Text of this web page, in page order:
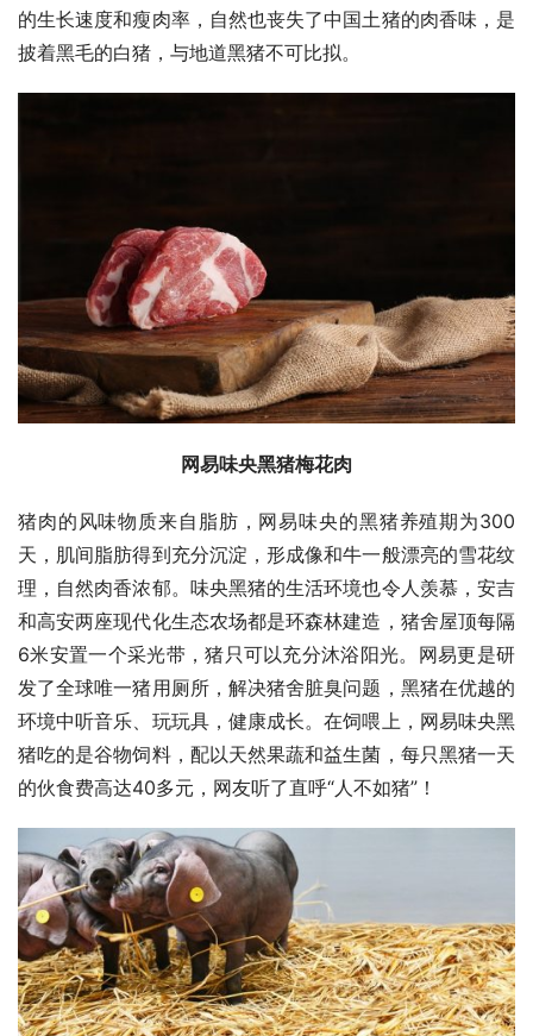
的生长速度和瘦肉率，自然也丧失了中国土猪的肉香味，是
披着黑毛的白猪，与地道黑猪不可比拟。
网易味央黑猪梅花肉
猪肉的风味物质来自脂肪，网易味央的黑猪养殖期为300
天，肌间脂肪得到充分沉淀，形成像和牛一般漂亮的雪花纹
理，自然肉香浓郁。味央黑猪的生活环境也令人羡慕，安吉
和高安两座现代化生态农场都是环森林建造，猪舍屋顶每隔
6米安置一个采光带，猪只可以充分沐浴阳光。网易更是研
发了全球唯一猪用厕所，解决猪舍脏臭问题，黑猪在优越的
环境中听音乐、玩玩具，健康成长。在饲喂上，网易味央黑
猪吃的是谷物饲料，配以天然果蔬和益生菌，每只黑猪一天
的伙食费高达40多元，网友听了直呼“人不如猪”！